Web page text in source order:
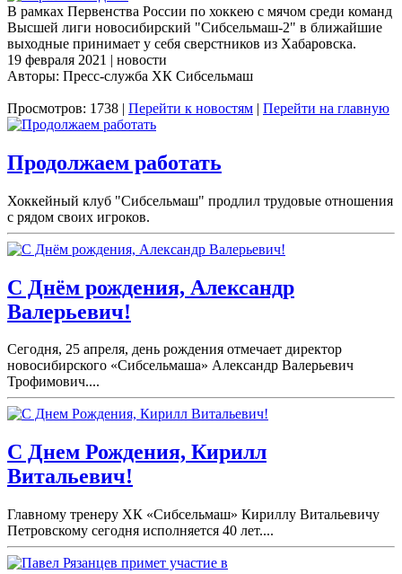
В рамках Первенства России по хоккею с мячом среди команд
Высшей лиги новосибирский "Сибсельмаш-2" в ближайшие
выходные принимает у себя сверстников из Хабаровска.
19 февраля 2021 | новости
Авторы: Пресс-служба ХК Сибсельмаш
Просмотров: 1738 | Перейти к новостям | Перейти на главную
Продолжаем работать
Хоккейный клуб "Сибсельмаш" продлил трудовые отношения
с рядом своих игроков.
С Днём рождения, Александр
Валерьевич!
Сегодня, 25 апреля, день рождения отмечает директор
новосибирского «Сибсельмаша» Александр Валерьевич
Трофимович....
С Днем Рождения, Кирилл
Витальевич!
Главному тренеру ХК «Сибсельмаш» Кириллу Витальевичу
Петровскому сегодня исполняется 40 лет....